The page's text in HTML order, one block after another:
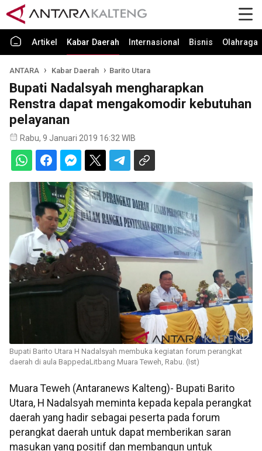
Artikel Kabar Daerah Internasional Bisnis Olahraga
ANTARA Kabar Daerah Barito Utara
Bupati Nadalsyah mengharapkan
Renstra dapat mengakomodir kebutuhan
pelayanan
Rabu, 9 Januari 2019 16:32 WIB
Bupati Barito Utara H Nadalsyah membuka kegiatan forum perangkat
daerah di aula BappedaLitbang Muara Teweh, Rabu. (Ist)
Muara Teweh (Antaranews Kalteng)- Bupati Barito
Utara, H Nadalsyah meminta kepada kepala perangkat
daerah yang hadir sebagai peserta pada forum
perangkat daerah untuk dapat memberikan saran
masukan yang positif dan membangun untuk